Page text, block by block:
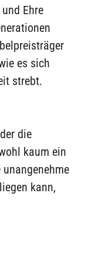
Ehre
es sich
strebt.
die
kaum ein
kann,